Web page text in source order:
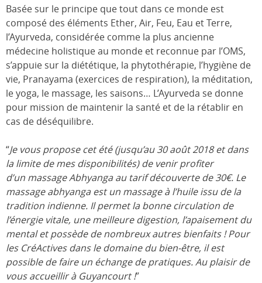
Basée sur le principe que tout dans ce monde est
composé des éléments Ether, Air, Feu, Eau et Terre,
l’Ayurveda, considérée comme la plus ancienne
médecine holistique au monde et reconnue par l’OMS,
s’appuie sur la diététique, la phytothérapie, l’hygiène de
vie, Pranayama (exercices de respiration), la méditation,
le yoga, le massage, les saisons… ​L’Ayurveda se donne
pour mission de maintenir la santé et de la rétablir en
cas de déséquilibre.
“Je vous propose cet été (jusqu’au 30 août 2018 et dans
la limite de mes disponibilités) de venir profiter
d’un massage Abhyanga au tarif découverte de 30€. Le
massage abhyanga est un massage à l’huile issu de la
tradition indienne. Il permet la bonne circulation de
l’énergie vitale, une meilleure digestion, l’apaisement du
mental et possède de nombreux autres bienfaits ! Pour
les CréActives dans le domaine du bien-être, il est
possible de faire un échange de pratiques. Au plaisir de
vous accueillir à Guyancourt !”